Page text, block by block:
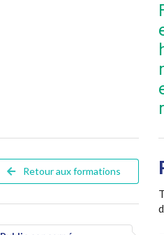
Retour aux formations